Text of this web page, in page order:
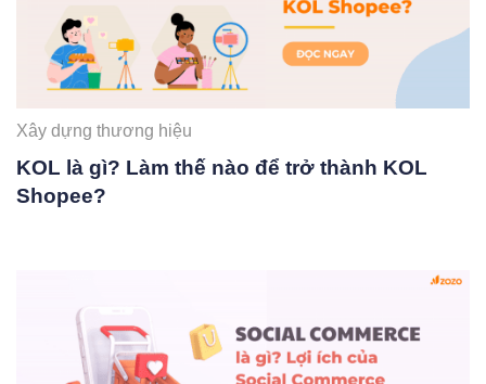
Xây dựng thương hiệu
KOL là gì? Làm thế nào để trở thành KOL
Shopee?